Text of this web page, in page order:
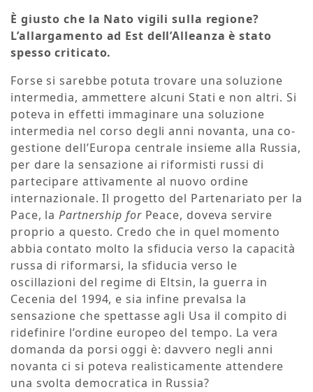
È giusto che la Nato vigili sulla regione?
L’allargamento ad Est dell’Alleanza è stato
spesso criticato.
Forse si sarebbe potuta trovare una soluzione
intermedia, ammettere alcuni Stati e non altri. Si
poteva in effetti immaginare una soluzione
intermedia nel corso degli anni novanta, una co-
gestione dell’Europa centrale insieme alla Russia,
per dare la sensazione ai riformisti russi di
partecipare attivamente al nuovo ordine
internazionale. Il progetto del Partenariato per la
Pace, laPartnership for Peace, doveva servire
proprio a questo. Credo che in quel momento
abbia contato molto la sfiducia verso la capacità
russa di riformarsi, la sfiducia verso le
oscillazioni del regime di Eltsin, la guerra in
Cecenia del 1994, e sia infine prevalsa la
sensazione che spettasse agli Usa il compito di
ridefinire l’ordine europeo del tempo. La vera
domanda da porsi oggi è: davvero negli anni
novanta ci si poteva realisticamente attendere
una svolta democratica in Russia?